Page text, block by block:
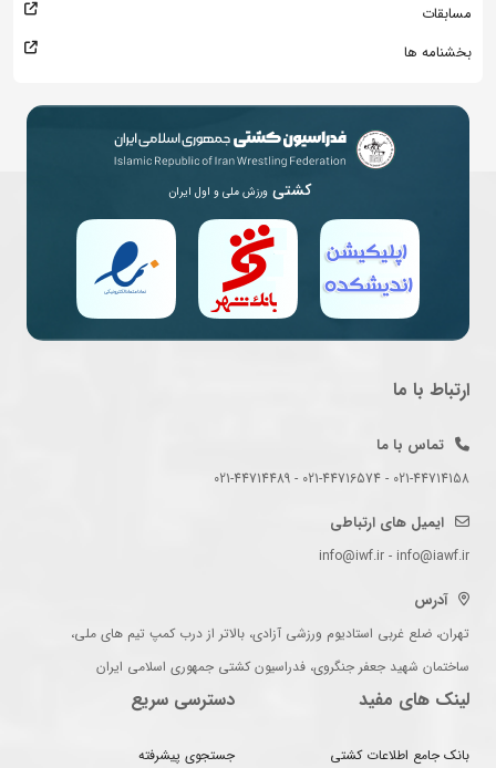
مسابقات
بخشنامه ها
کشتی ورزش ملی و اول ایران
ارتباط با ما
تماس با ما
021-44714158 - 021-44716574 - 021-44714489
ایمیل های ارتباطی
info@iwf.ir - info@iawf.ir
آدرس
تهران، ضلع غربی استادیوم ورزشی آزادی، بالاتر از درب کمپ تیم های ملی،
ساختمان شهید جعفر جنگروی، فدراسیون کشتی جمهوری اسلامی ایران
لینک های مفید
بانک جامع اطلاعات کشتی
دسترسی سریع
جستجوی پیشرفته